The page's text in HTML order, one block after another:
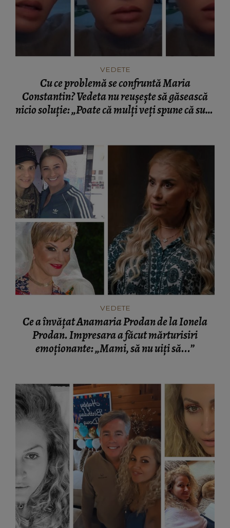
VEDETE
Cu ce problemă se confruntă Maria
Constantin? Vedeta nu reușește să găsească
nicio soluție: „Poate că mulți veți spune că sunt
VEDETE
Ce a învățat Anamaria Prodan de la Ionela
Prodan. Impresara a făcut mărturisiri
emoționante: „Mami, să nu uiți să...”